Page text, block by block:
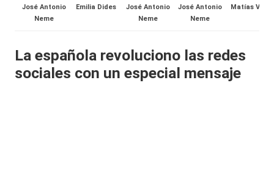
y
s,
José Antonio
Neme
Emilia Dides
José Antonio
Neme
José Antonio
Neme
Matías Vega
La española revoluciono las redes
sociales con un especial mensaje